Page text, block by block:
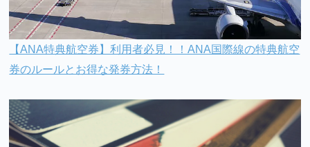
【ANA特典航空券】利用者必見！！ANA国際線の特典航空
券のルールとお得な発券方法！